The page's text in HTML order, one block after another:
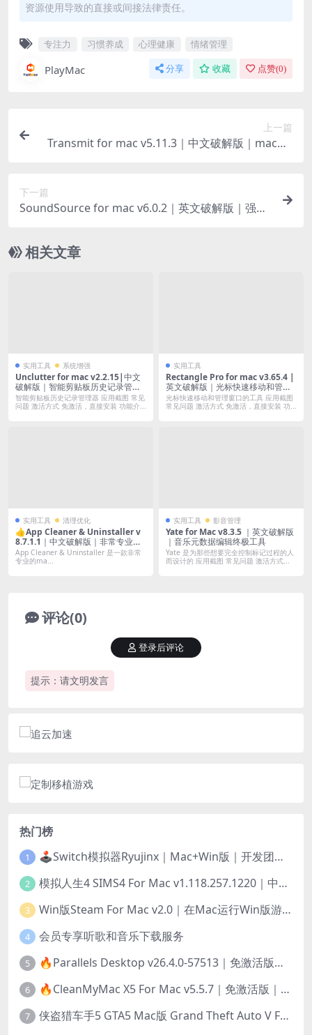
资源使用导致的直接或间接法律责任。
专注力 习惯养成 心理健康 情绪管理
PlayMac 分享 收藏 点赞(0)
上一篇
Transmit for mac v5.11.3｜中文破解版｜macOS
下一篇
SoundSource for mac v6.0.2｜英文破解版｜强大
相关文章
实用工具 系统增强
Unclutter for mac v2.2.15|中文
破解版｜智能剪贴板历史记录管理
器
智能剪贴板历史记录管理器 应用截图 常见
问题 激活方式 免激活，直接安装 功能介...
实用工具
Rectangle Pro for mac v3.65.4 |
英文破解版｜光标快速移动和管理
窗口的工具
光标快速移动和管理窗口的工具 应用截图
常见问题 激活方式 免激活，直接安装 功...
实用工具 清理优化
👍App Cleaner & Uninstaller v
8.7.1.1｜中文破解版｜非常专业的
Mac应用卸载清理工具
App Cleaner & Uninstaller 是一款非常
专业的ma...
实用工具 影音管理
Yate for Mac v8.3.5 ｜英文破解版
｜音乐元数据编辑终极工具
Yate 是为那些想要完全控制标记过程的人
而设计的 应用截图 常见问题 激活方式...
评论(0)
提示：请文明发言
登录后评论
热门榜
1 🕹️Switch模拟器Ryujinx｜Mac+Win版｜开发团队已解散此乃最后的绝唱版本
2 模拟人生4 SIMS4 For Mac v1.118.257.1220｜中文原生版｜无限金币｜全100DLC
3 Win版Steam For Mac v2.0｜在Mac运行Win版游戏！｜升级GPTK4.0支持！
4 会员专享听歌和音乐下载服务
5 🔥Parallels Desktop v26.4.0-57513｜免激活版｜在Mac上安装Windows/Linux等系统[赠Windows激活]
6 🔥CleanMyMac X5 For Mac v5.5.7｜免激活版｜macOS系统优化/清理神器
7
侠盗猎车手5 GTA5 Mac版 Grand Theft Auto V For Mac｜中文破解版